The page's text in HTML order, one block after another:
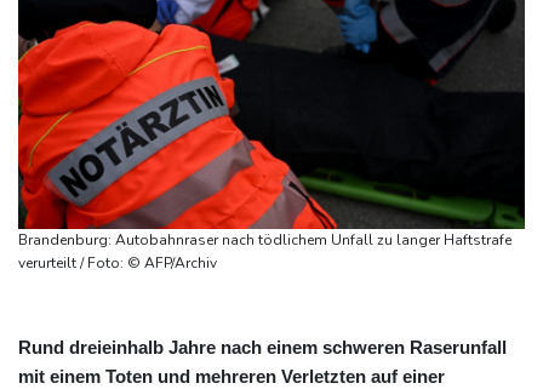
Brandenburg: Autobahnraser nach tödlichem Unfall zu langer Haftstrafe
verurteilt / Foto: © AFP/Archiv
Rund dreieinhalb Jahre nach einem schweren Raserunfall
mit einem Toten und mehreren Verletzten auf einer